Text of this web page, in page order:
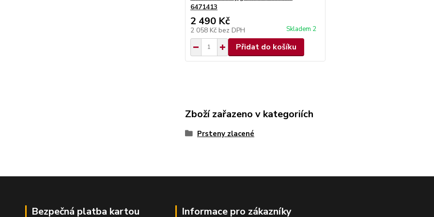
6471413
2 490 Kč
2 058 Kč bez DPH Skladem 2
Přidat do košíku
Zboží zařazeno v kategoriích
Prsteny zlacené
Bezpečná platba kartou Informace pro zákazníky